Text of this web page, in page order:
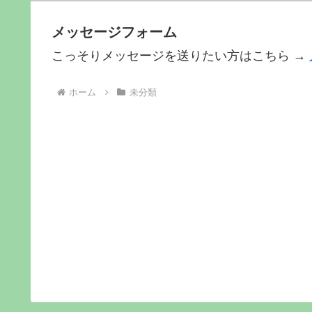
メッセージフォーム
こっそりメッセージを送りたい方はこちら →
ホーム 未分類